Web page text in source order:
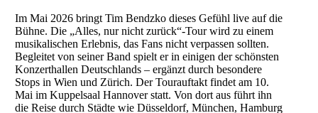
Im Mai 2026 bringt Tim Bendzko dieses Gefühl live auf die
Bühne. Die „Alles, nur nicht zurück“-Tour wird zu einem
musikalischen Erlebnis, das Fans nicht verpassen sollten.
Begleitet von seiner Band spielt er in einigen der schönsten
Konzerthallen Deutschlands – ergänzt durch besondere
Stops in Wien und Zürich. Der Tourauftakt findet am 10.
Mai im Kuppelsaal Hannover statt. Von dort aus führt ihn
die Reise durch Städte wie Düsseldorf, München, Hamburg